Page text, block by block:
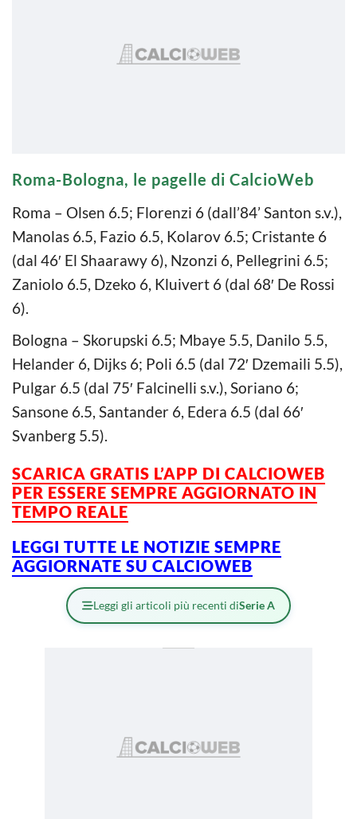
Roma-Bologna, le pagelle di CalcioWeb
Roma – Olsen 6.5; Florenzi 6 (dall’84’ Santon s.v.),
Manolas 6.5, Fazio 6.5, Kolarov 6.5; Cristante 6
(dal 46′ El Shaarawy 6), Nzonzi 6, Pellegrini 6.5;
Zaniolo 6.5, Dzeko 6, Kluivert 6 (dal 68′ De Rossi
6).
Bologna – Skorupski 6.5; Mbaye 5.5, Danilo 5.5,
Helander 6, Dijks 6; Poli 6.5 (dal 72′ Dzemaili 5.5),
Pulgar 6.5 (dal 75′ Falcinelli s.v.), Soriano 6;
Sansone 6.5, Santander 6, Edera 6.5 (dal 66′
Svanberg 5.5).
SCARICA GRATIS L’APP DI CALCIOWEB
PER ESSERE SEMPRE AGGIORNATO IN
TEMPO REALE
LEGGI TUTTE LE NOTIZIE SEMPRE
AGGIORNATE SU CALCIOWEB
Leggi gli articoli più recenti diSerie A